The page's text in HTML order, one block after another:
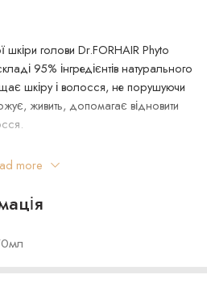
​​шкіри голови Dr.FORHAIR Phyto
95% інгредієнтів натурального
шкіру і волосся, не порушуючи
живить, допомагає відновити
м’яких миючих компонентів
лущенням, подразненням і
pH (5 – 6), не містить сульфатів,
more